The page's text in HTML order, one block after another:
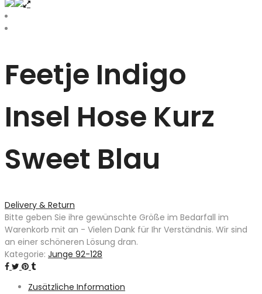
Feetje Indigo
Insel Hose Kurz
Sweet Blau
Delivery & Return
Bitte geben Sie ihre gewünschte Größe im Bedarfall im
Warenkorb mit an - Vielen Dank für Ihr Verständnis. Wir sind
an einer schöneren Lösung dran.
Kategorie: Junge 92-128
Zusätzliche Information